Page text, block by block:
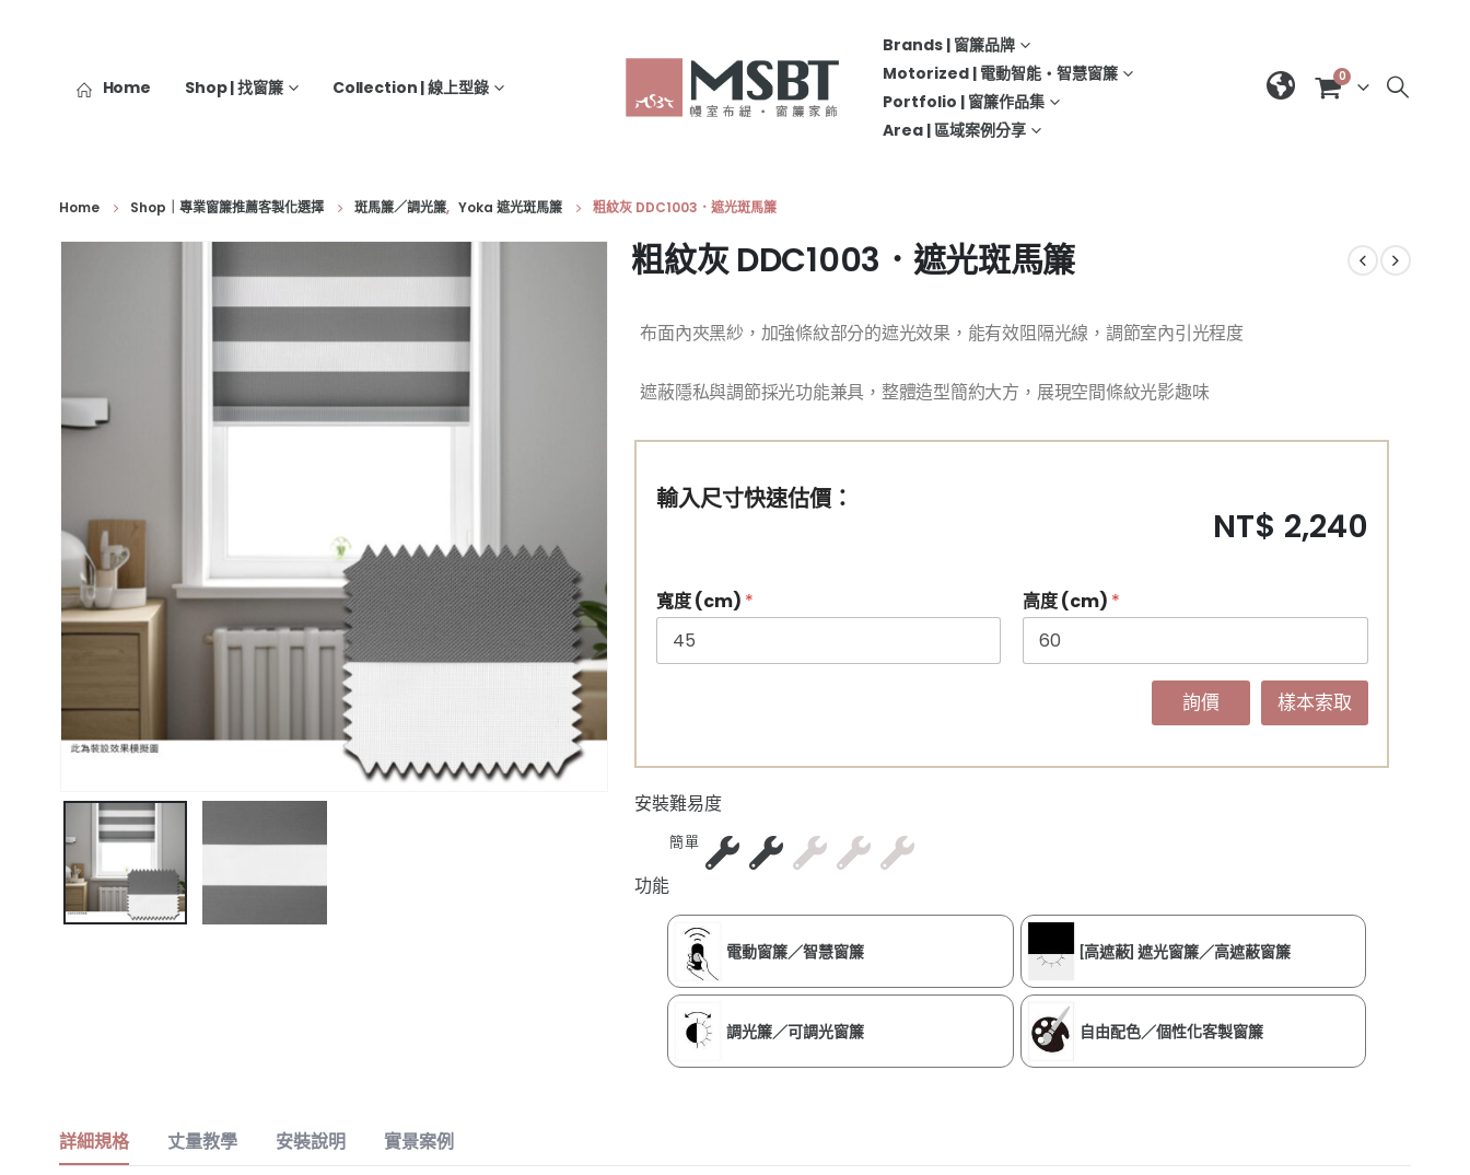
Home Shop | 找窗簾 Collection | 線上型錄
Brands | 窗簾品牌
Motorized | 電動智能‧智慧窗簾
Portfolio | 窗簾作品集
Area | 區域案例分享
0
Home Shop｜專業窗簾推薦客製化選擇 斑馬簾／調光簾, Yoka 遮光斑馬簾 粗紋灰 DDC1003．遮光斑馬簾
粗紋灰 DDC1003．遮光斑馬簾
布面內夾黑紗，加強條紋部分的遮光效果，能有效阻隔光線，調節室內引光程度
遮蔽隱私與調節採光功能兼具，整體造型簡約大方，展現空間條紋光影趣味
輸入尺寸快速估價：
NT$ 2,240
寬度 (cm) * 高度 (cm) *
詢價 樣本索取
安裝難易度
簡單
功能
電動窗簾／智慧窗簾 [高遮蔽] 遮光窗簾／高遮蔽窗簾
調光簾／可調光窗簾 自由配色／個性化客製窗簾
詳細規格 丈量教學 安裝說明 實景案例